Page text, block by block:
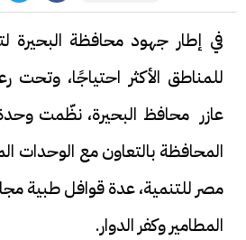
في إطار جهود محافظة البحيرة
للمناطق الأكثر احتياجًا، وتحت
عازر محافظ البحيرة، نظّمت
المحافظة بالتعاون مع الوحدات
مصر للتنمية، عدة قوافل طبية
المطامير وكفر الدوار.